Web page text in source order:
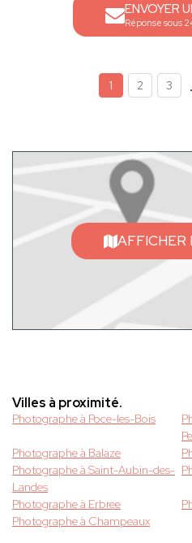
ENVOYER
Réponse sous
1 2 3
AFFICHER
Villes à proximité.
Photographe à Poce-les-Bois
Photographe à Balaze
Photographe à Saint-Aubin-des-
Landes
Photographe à Erbree
Photographe à Champeaux